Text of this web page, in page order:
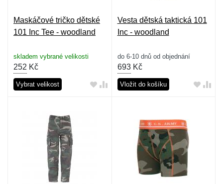
Maskáčové tričko dětské
101 Inc Tee - woodland
skladem vybrané velikosti
252 Kč
Vybrat velikost
Vesta dětská taktická 101
Inc - woodland
do 6-10 dnů od objednání
693Kč
Vložit do košíku